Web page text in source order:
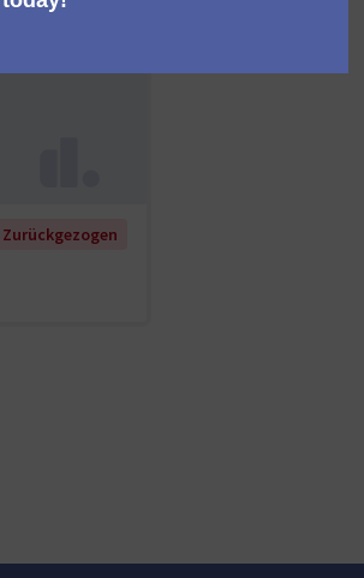
Zurückgezogen